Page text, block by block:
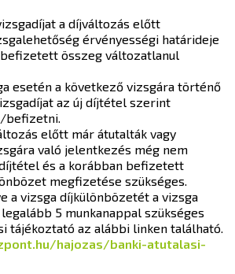
a díjváltozás előtt
érvényességi határideje
összeg változatlanul
esetén a következő vizsgára történő
az új díjtétel szerint
befizetni.
előtt már átutalták vagy
való jelentkezés még nem
és a korábban befizetett
megfizetése szükséges.
a vizsga díjkülönbözetét a vizsga
5 munkanappal szükséges
tájékoztató az alábbi linken található.
hajozas/banki-atutalasi-